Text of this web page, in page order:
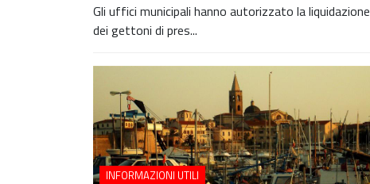
Gli uffici municipali hanno autorizzato la liquidazione
dei gettoni di pres...
INFORMAZIONI UTILI